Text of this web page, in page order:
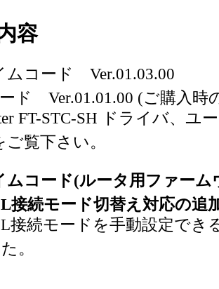
容
ムコード Ver.01.03.00
ド Ver.01.01.00 (ご購入時
FT-STC-SH ドライバ、
ご覧下さい。
ムコード(ルータ用ファーム
接続モード切替え対応の追
接続モードを手動設定でき
。